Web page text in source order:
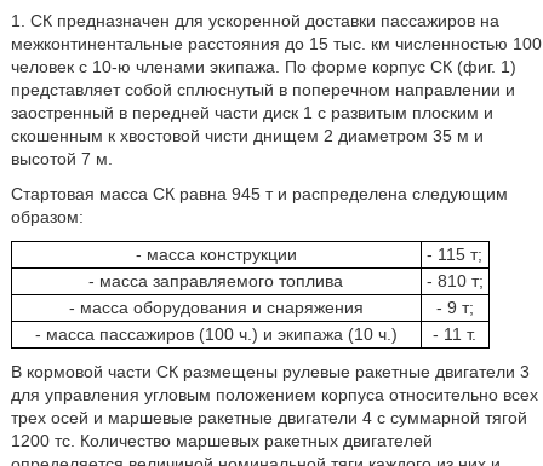
1. СК предназначен для ускоренной доставки пассажиров на
межконтинентальные расстояния до 15 тыс. км численностью 100
человек с 10-ю членами экипажа. По форме корпус СК (фиг. 1)
представляет собой сплюснутый в поперечном направлении и
заостренный в передней части диск 1 с развитым плоским и
скошенным к хвостовой чисти днищем 2 диаметром 35 м и
высотой 7 м.
Стартовая масса СК равна 945 т и распределена следующим
образом:
- масса конструкции
- 115 т;
- масса заправляемого топлива
- 810 т;
- масса оборудования и снаряжения
- 9 т;
- масса пассажиров (100 ч.) и экипажа (10 ч.)
- 11 т.
В кормовой части СК размещены рулевые ракетные двигатели 3
для управления угловым положением корпуса относительно всех
трех осей и маршевые ракетные двигатели 4 с суммарной тягой
1200 тс. Количество маршевых ракетных двигателей